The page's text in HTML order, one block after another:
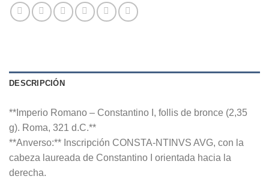
DESCRIPCIÓN
**Imperio Romano – Constantino I, follis de bronce (2,35
g). Roma, 321 d.C.**
**Anverso:** Inscripción CONSTA-NTINVS AVG, con la
cabeza laureada de Constantino I orientada hacia la
derecha.